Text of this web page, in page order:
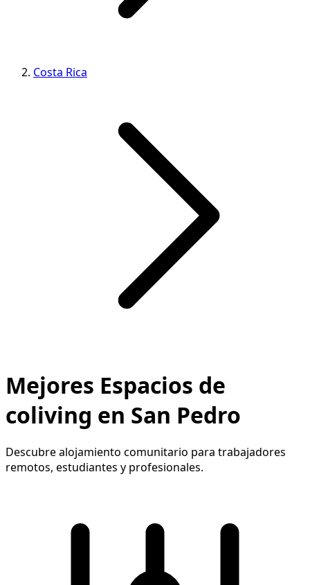
Costa Rica
Mejores Espacios de
coliving en San Pedro
Descubre alojamiento comunitario para trabajadores
remotos, estudiantes y profesionales.